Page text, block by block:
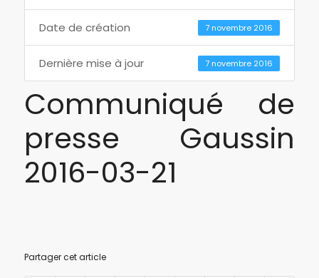
Date de création 7 novembre 2016
Dernière mise à jour 7 novembre 2016
Communiqué de
presse Gaussin
2016-03-21
Partager cet article